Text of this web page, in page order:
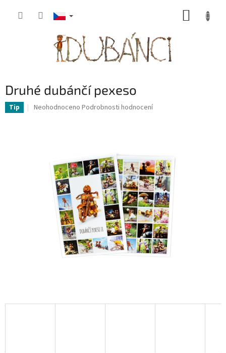
Druhé dubánčí pexeso
Tip
Průměrné
hvězdiček.
Neohodnoceno Podrobnosti hodnocení